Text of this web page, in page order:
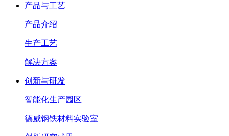
产品与工艺
产品介绍
生产工艺
解决方案
创新与研发
智能化生产园区
德威钢铁材料实验室